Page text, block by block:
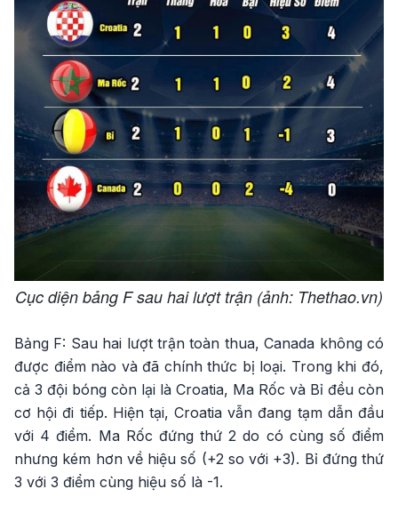
Cục diện bảng F sau hai lượt trận (ảnh: Thethao.vn)
Bảng F: Sau hai lượt trận toàn thua, Canada không có
được điểm nào và đã chính thức bị loại. Trong khi đó,
cả 3 đội bóng còn lại là Croatia, Ma Rốc và Bỉ đều còn
cơ hội đi tiếp. Hiện tại, Croatia vẫn đang tạm dẫn đầu
với 4 điểm. Ma Rốc đứng thứ 2 do có cùng số điểm
nhưng kém hơn về hiệu số (+2 so với +3). Bỉ đứng thứ
3 với 3 điểm cùng hiệu số là -1.